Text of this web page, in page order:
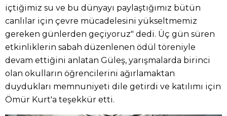
içtiğimiz su ve bu dünyayı paylaştığımız bütün
canlılar için çevre mücadelesini yükseltmemiz
gereken günlerden geçiyoruz" dedi. Üç gün süren
etkinliklerin sabah düzenlenen ödül töreniyle
devam ettiğini anlatan Güleş, yarışmalarda birinci
olan okulların öğrencilerini ağırlamaktan
duydukları memnuniyeti dile getirdi ve katılımı için
Ömür Kurt'a teşekkür etti.